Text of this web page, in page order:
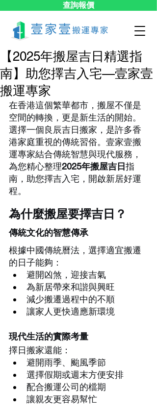
查詢報價
【2025年搬屋吉日精選指
南】助您擇吉入宅—壹家壹
搬運專家
在香港這個繁華都市，搬屋不僅是
空間的轉換，更是新生活的開始。
選擇一個良辰吉日搬家，是許多香
港家庭重視的傳統習俗。壹家壹搬
運專家結合傳統智慧與現代服務，
為您精心整理2025年搬屋吉日指
南，助您擇吉入宅，開啟新居好運
程。
為什麼搬屋要擇吉日？
傳統文化的智慧傳承
根據中國傳統曆法，選擇適宜搬遷
的日子能夠：
避開凶煞，迎接吉氣
為新居帶來和諧與興旺
減少搬遷過程中的不順
讓家人更快適應新環境
現代生活的實際考量
擇日搬家還能：
避開雨季、颱風季節
選擇假期或週末方便安排
配合搬運公司的檔期
讓親友更容易幫忙